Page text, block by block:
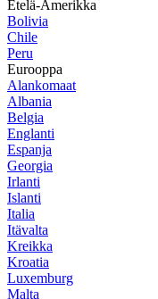
Etelä-Amerikka
Bolivia
Chile
Peru
Eurooppa
Alankomaat
Albania
Belgia
Englanti
Espanja
Georgia
Irlanti
Islanti
Italia
Itävalta
Kreikka
Kroatia
Luxemburg
Malta